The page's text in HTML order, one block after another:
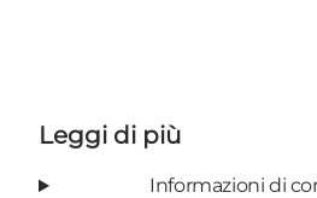
Leggi di più
Informazioni di